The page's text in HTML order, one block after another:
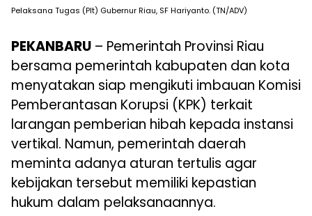
Pelaksana Tugas (Plt) Gubernur Riau, SF Hariyanto. (TN/ADV)
PEKANBARU – Pemerintah Provinsi Riau
bersama pemerintah kabupaten dan kota
menyatakan siap mengikuti imbauan Komisi
Pemberantasan Korupsi (KPK) terkait
larangan pemberian hibah kepada instansi
vertikal. Namun, pemerintah daerah
meminta adanya aturan tertulis agar
kebijakan tersebut memiliki kepastian
hukum dalam pelaksanaannya.